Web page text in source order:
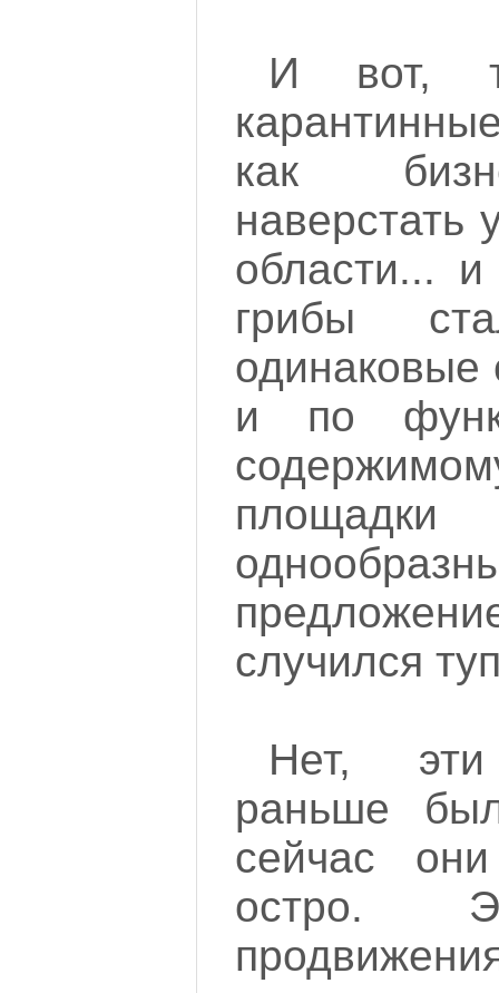
И вот,
как
наверстать
области...
грибы
и по
случился
Нет,
раньше
сейчас
остро.